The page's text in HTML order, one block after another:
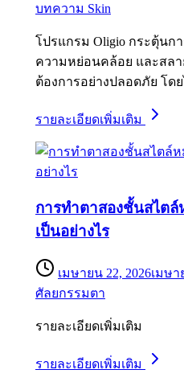
บทความ Skin
โปรแกรม Oligio กระตุ้นก
ความหย่อนคล้อย และสล
ต้องการอย่างปลอดภัย โ
รายละเอียดเพิ่มเติม
การทำตาสองชั้นสไต
เป็นอย่างไร
เมษายน 22, 2026เมษา
ศัลยกรรมตา
รายละเอียดเพิ่มเติม
รายละเอียดเพิ่มเติม